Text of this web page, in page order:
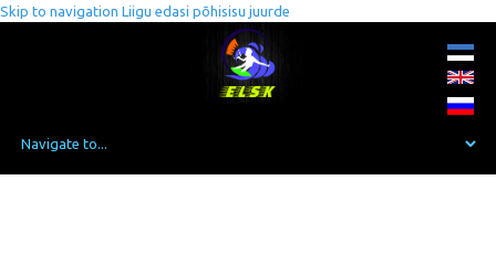
Skip to navigation Liigu edasi põhisisu juurde